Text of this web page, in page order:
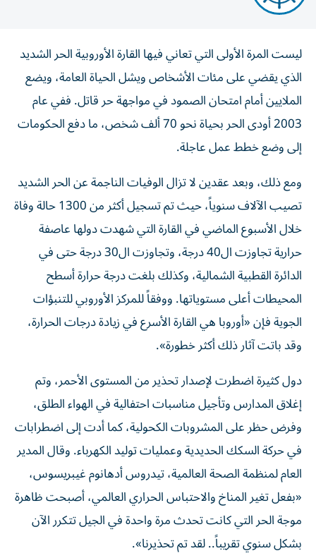
ليست المرة الأولى التي تعاني فيها القارة الأوروبية الحر الشديد
الذي يقضي على مئات الأشخاص ويشل الحياة العامة، ويضع
الملايين أمام امتحان الصمود في مواجهة حر قاتل. ففي عام
2003 أودى الحر بحياة نحو 70 ألف شخص، ما دفع الحكومات
إلى وضع خطط عمل عاجلة.
ومع ذلك، وبعد عقدين لا تزال الوفيات الناجمة عن الحر الشديد
تصيب الآلاف سنوياً، حيث تم تسجيل أكثر من 1300 حالة وفاة
خلال الأسبوع الماضي في القارة التي شهدت دولها عاصفة
حرارية تجاوزت ال40 درجة، وتجاوزت ال30 درجة حتى في
الدائرة القطبية الشمالية، وكذلك بلغت درجة حرارة أسطح
المحيطات أعلى مستوياتها. ووفقاً للمركز الأوروبي للتنبؤات
الجوية فإن «أوروبا هي القارة الأسرع في زيادة درجات الحرارة،
وقد باتت آثار ذلك أكثر خطورة».
دول كثيرة اضطرت لإصدار تحذير من المستوى الأحمر، وتم
إغلاق المدارس وتأجيل مناسبات احتفالية في الهواء الطلق،
وفرض حظر على المشروبات الكحولية، كما أدت إلى اضطرابات
في حركة السكك الحديدية وعمليات توليد الكهرباء. وقال المدير
العام لمنظمة الصحة العالمية، تيدروس أدهانوم غيبريسوس،
«بفعل تغير المناخ والاحتباس الحراري العالمي، أصبحت ظاهرة
موجة الحر التي كانت تحدث مرة واحدة في الجيل تتكرر الآن
بشكل سنوي تقريباً.. لقد تم تحذيرنا».